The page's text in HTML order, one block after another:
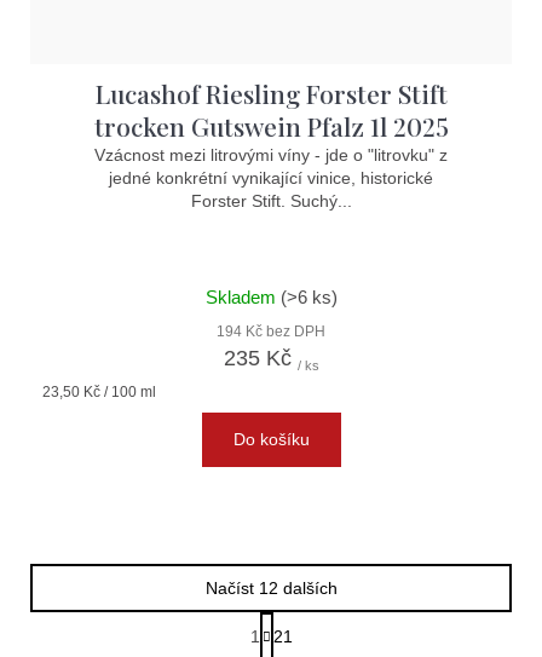
Lucashof Riesling Forster Stift
trocken Gutswein Pfalz 1l 2025
Vzácnost mezi litrovými víny - jde o "litrovku" z
jedné konkrétní vynikající vinice, historické
Forster Stift. Suchý...
Skladem (>6 ks)
194 Kč bez DPH
235 Kč / ks
Měrná
23,50 Kč / 100 ml
Do košíku
Načíst 12 dalších
S
t
1 21